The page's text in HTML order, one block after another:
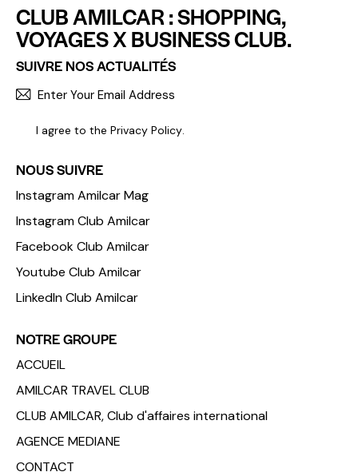
CLUB AMILCAR : SHOPPING,
VOYAGES X BUSINESS CLUB.
SUIVRE NOS ACTUALITÉS
I agree to the Privacy Policy
NOUS SUIVRE
Instagram Amilcar Mag
Instagram Club Amilcar
Facebook Club Amilcar
Youtube Club Amilcar
LinkedIn Club Amilcar
NOTRE GROUPE
ACCUEIL
AMILCAR TRAVEL CLUB
CLUB AMILCAR, Club d'affaires international
AGENCE MEDIANE
CONTACT